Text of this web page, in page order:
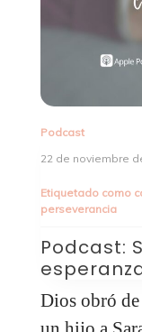
Podcast
22 de noviembre
Etiquetado como
perseverancia
Podcast:
Dios obró